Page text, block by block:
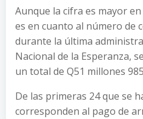
Aunque la cifra es mayor
es en cuanto al número de
durante la última
Nacional de la Esperanza,
un total de Q51 millones
De las primeras 24 que se
corresponden al pago de